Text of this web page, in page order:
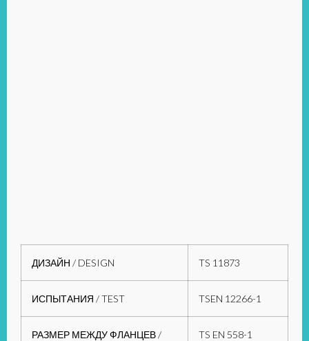
ДИЗАЙН / DESIGN TS 11873
ИСПЫТАНИЯ / TEST TSEN 12266-1
РАЗМЕР МЕЖДУ ФЛАНЦЕВ /
TS EN 558-1